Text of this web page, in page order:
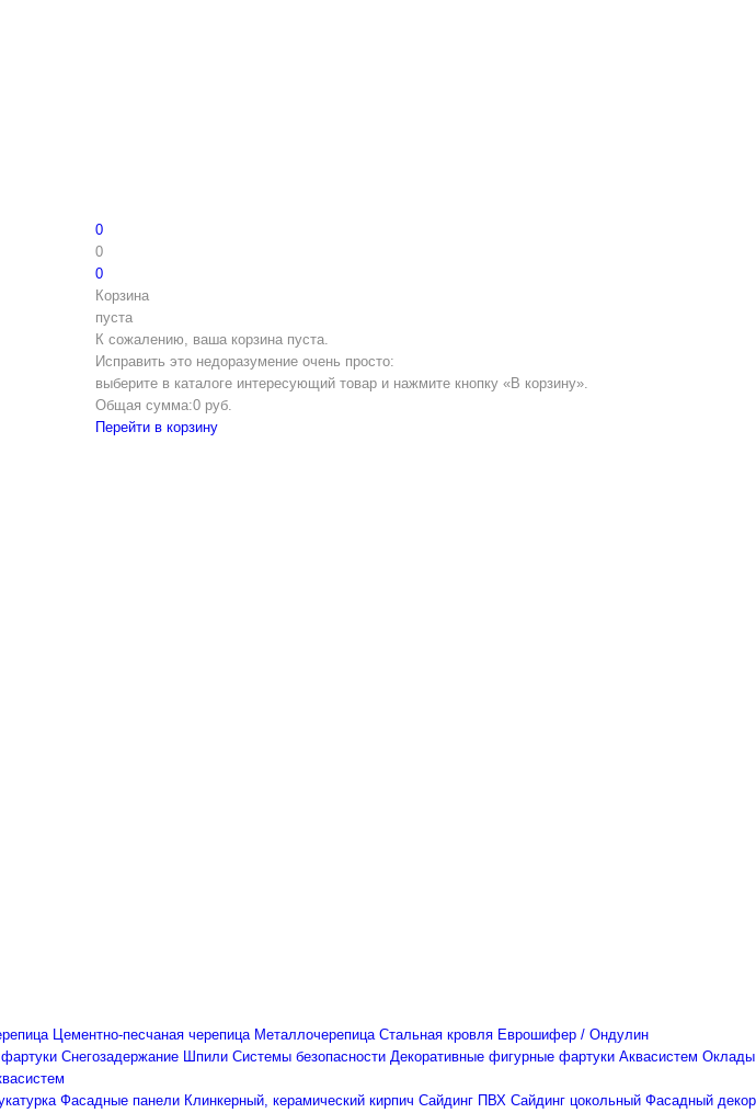
0
0
0
Корзина
пуста
К сожалению, ваша корзина пуста.
Исправить это недоразумение очень просто:
выберите в каталоге интересующий товар и нажмите кнопку «В корзину».
Общая сумма:0 руб.
Перейти в корзину
Цементно-песчаная черепица Металлочерепица Стальная кровля Еврошифер / Ондулин
Снегозадержание Шпили Системы безопасности Декоративные фигурные фартуки Аквасистем Оклады
Фасадные панели Клинкерный, керамический кирпич Сайдинг ПВХ Сайдинг цокольный Фасадный декор